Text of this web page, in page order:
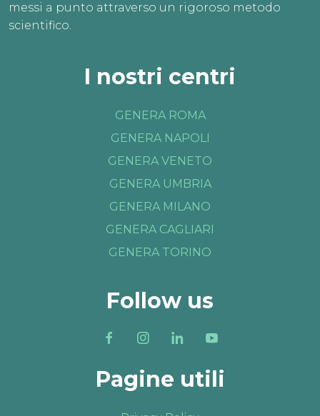
messi a punto attraverso un rigoroso metodo
scientifico.
I nostri centri
GENERA ROMA
GENERA NAPOLI
GENERA VENETO
GENERA UMBRIA
GENERA MILANO
GENERA CAGLIARI
GENERA TORINO
Follow us
Pagine utili